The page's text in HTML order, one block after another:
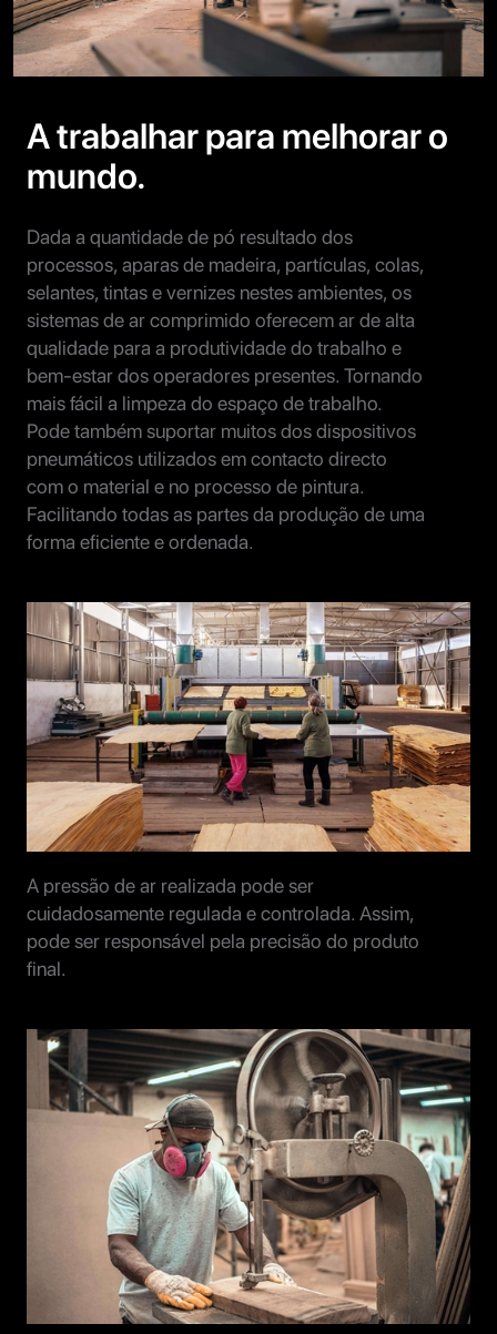
A trabalhar para melhorar o
mundo.
Dada a quantidade de pó resultado dos
processos, aparas de madeira, partículas, colas,
selantes, tintas e vernizes nestes ambientes, os
sistemas de ar comprimido oferecem ar de alta
qualidade para a produtividade do trabalho e
bem-estar dos operadores presentes. Tornando
mais fácil a limpeza do espaço de trabalho.
Pode também suportar muitos dos dispositivos
pneumáticos utilizados em contacto directo
com o material e no processo de pintura.
Facilitando todas as partes da produção de uma
forma eficiente e ordenada.
A pressão de ar realizada pode ser
cuidadosamente regulada e controlada. Assim,
pode ser responsável pela precisão do produto
final.